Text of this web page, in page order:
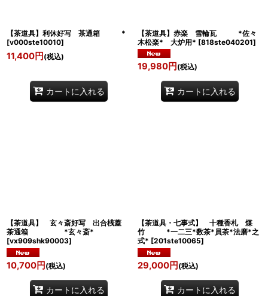
【茶道具】利休好写 茶通箱 *
[v000ste10010]
11,400円 (税込)
カートに入れる
【茶道具】赤楽 雪輪瓦 *佐々
木松楽* 大炉用* [818ste040201]
19,980円 (税込)
カートに入れる
【茶道具】 玄々斎好写 出合桟蓋
茶通箱 *玄々斎*
[vx909shk90003]
10,700円 (税込)
カートに入れる
【茶道具・七事式】 十種香札 煤
竹 *一二三*数茶*員茶*法磨*之
式* [201ste10065]
29,000円 (税込)
カートに入れる